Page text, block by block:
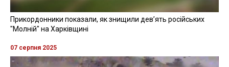
У пояснювальній записці зазначається, що метою
документа є визначення правового статусу корінних
народів України та встановлення правових гарантій
на повне володіння всіма правами людини і